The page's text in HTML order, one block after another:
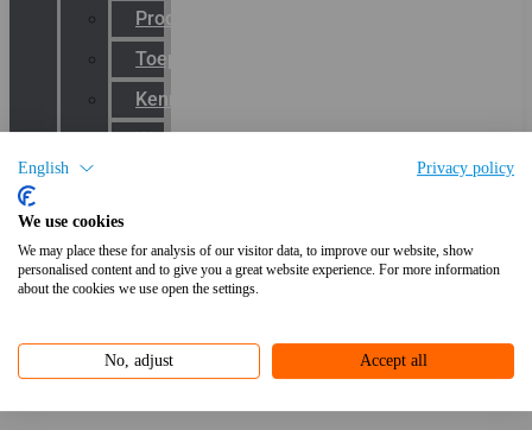
English Privacy policy
We use cookies
We may place these for analysis of our visitor data, to improve our website, show
personalised content and to give you a great website experience. For more information
about the cookies we use open the settings.
No, adjust Accept all
Productnieuws
Toepassingen
Kenniscentrum
Werken
Vacatures
Contact
Home-Verlichting-FIT55 ARM 54W 4K CL I STR-ST MNV IP66